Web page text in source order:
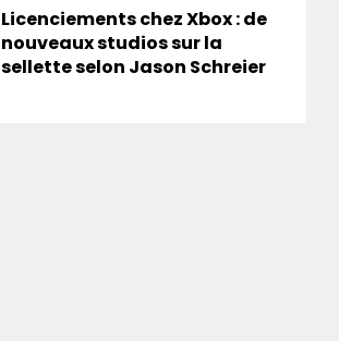
Licenciements chez Xbox : de
nouveaux studios sur la
sellette selon Jason Schreier